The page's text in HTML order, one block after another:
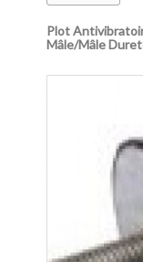
Plot
Mâle/mâle